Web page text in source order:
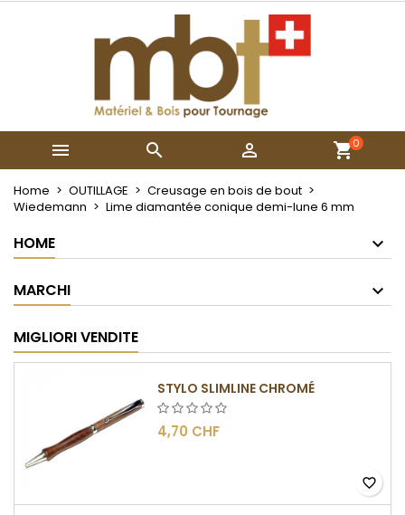
   0
Home OUTILLAGE
Creusage en bois de bout
Wiedemann
Lime diamantée conique demi-lune 6 mm
HOME
MARCHI
MIGLIORI VENDITE
STYLO SLIMLINE CHROMÉ
4,70 CHF
favorite_border
My wishlists
Crea lista dei desideri
Accedi
Devi avere effettuato l'accesso per salvare dei
prodotti nella tua lista dei desideri.
Annulla Accedi